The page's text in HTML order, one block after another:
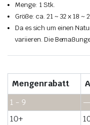
Menge: 1 Stk.
Größe: ca. 21 ~ 32 x 18 ~
Da es sich um einen
variieren. Die
Mengenrabatt
1 - 9
10+